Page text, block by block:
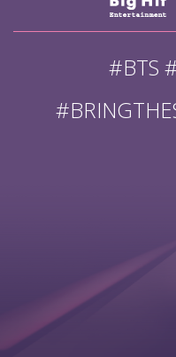
#BTS